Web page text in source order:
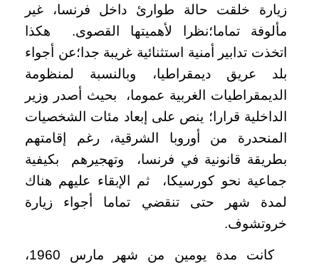
زيارة خلقت حالة طوارئ داخل فرنسا، غير
مألوفة تماما؛نظرا لأهميتها القصوى. هكذا
اتخذت تدابير أمنية استثنائية غريبة جدا؛عن أجواء
بلد عريق ديمقراطيا، وبالنسبة لمنظومة
الديمقراطيات الغربية عموما، بحيث أصدر وزير
الداخلية قرارا؛ ينص على إبعاد مئات الشخصيات
المنحدرة من أوروبا الشرقية، رغم إقامتهم
بطريقة قانونية في فرنسا، وتهجيرهم بكيفية
جماعية نحو كورسيكا، ثم الإبقاء عليهم هناك
لمدة شهر حتى تنقضي تماما أجواء زيارة
خروتشوف.
كانت مدة يومين من شهر مارس 1960،